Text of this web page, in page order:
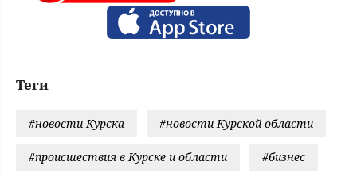
Теги
#новости Курска #новости Курской области
#происшествия в Курске и области #бизнес